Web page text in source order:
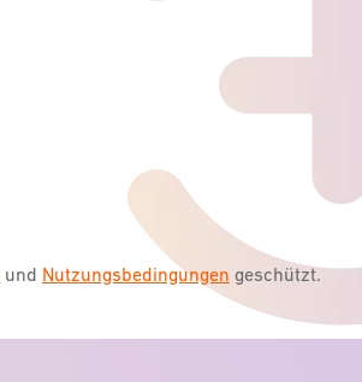
und Nutzungsbedingungen geschützt.